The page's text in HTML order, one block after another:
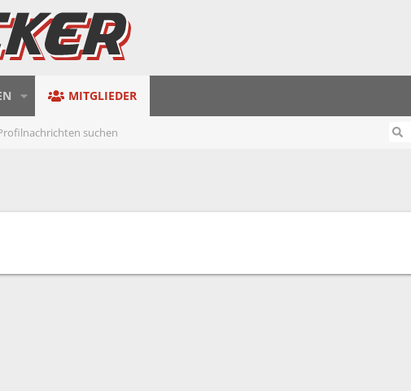
MITGLIEDER
suchen